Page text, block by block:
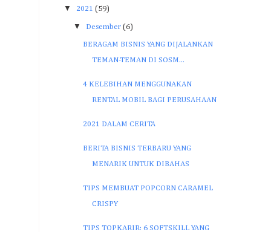
▼ 2021 (59)
▼ Desember (6)
BERAGAM BISNIS YANG DIJALANKAN
TEMAN-TEMAN DI SOSM...
4 KELEBIHAN MENGGUNAKAN
RENTAL MOBIL BAGI PERUSAHAAN
2021 DALAM CERITA
BERITA BISNIS TERBARU YANG
MENARIK UNTUK DIBAHAS
TIPS MEMBUAT POPCORN CARAMEL
CRISPY
TIPS TOPKARIR: 6 SOFTSKILL YANG